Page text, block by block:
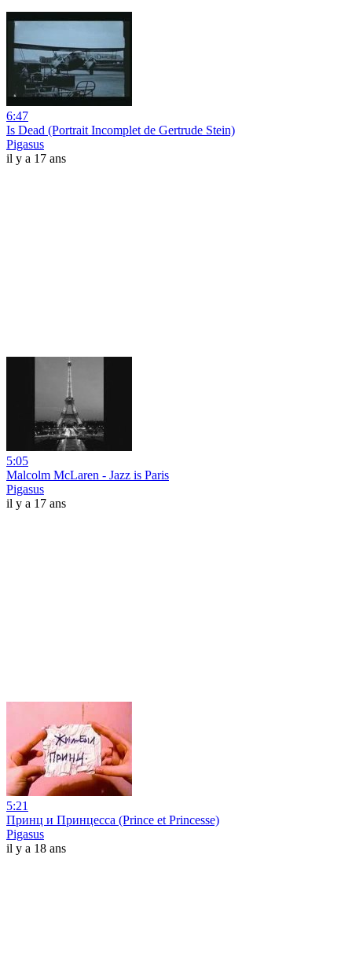
6:47
Is Dead (Portrait Incomplet de Gertrude Stein)
Pigasus
il y a 17 ans
5:05
Malcolm McLaren - Jazz is Paris
Pigasus
il y a 17 ans
5:21
Принц и Принцесса (Prince et Princesse)
Pigasus
il y a 18 ans